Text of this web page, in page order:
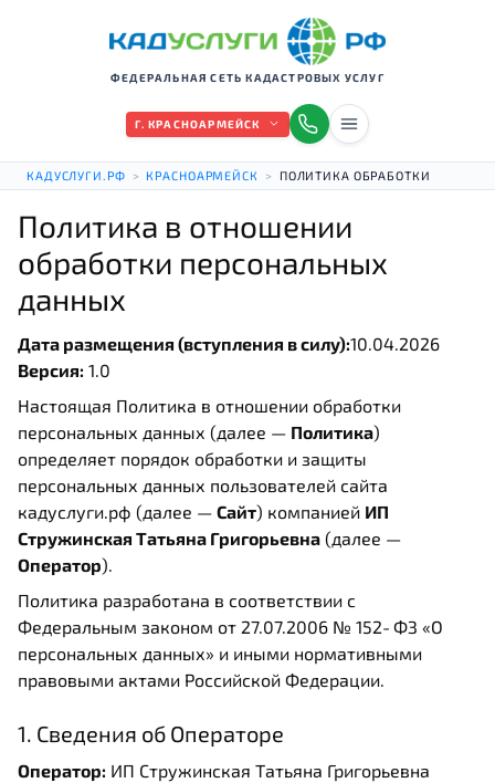
ФЕДЕРАЛЬНАЯ СЕТЬ КАДАСТРОВЫХ УСЛУГ
Г. КРАСНОАРМЕЙСК
КАДУСЛУГИ.РФ > КРАСНОАРМЕЙСК > ПОЛИТИКА ОБРАБОТКИ
Политика в отношении
обработки персональных
данных
Дата размещения (вступления в силу):10.04.2026
Версия: 1.0
Настоящая Политика в отношении обработки
персональных данных (далее — Политика)
определяет порядок обработки и защиты
персональных данных пользователей сайта
кадуслуги.рф (далее — Сайт) компанией ИП
Стружинская Татьяна Григорьевна (далее —
Оператор).
Политика разработана в соответствии с
Федеральным законом от 27.07.2006 № 152‑ФЗ «О
персональных данных» и иными нормативными
правовыми актами Российской Федерации.
1. Сведения об Операторе
Оператор: ИП Стружинская Татьяна Григорьевна